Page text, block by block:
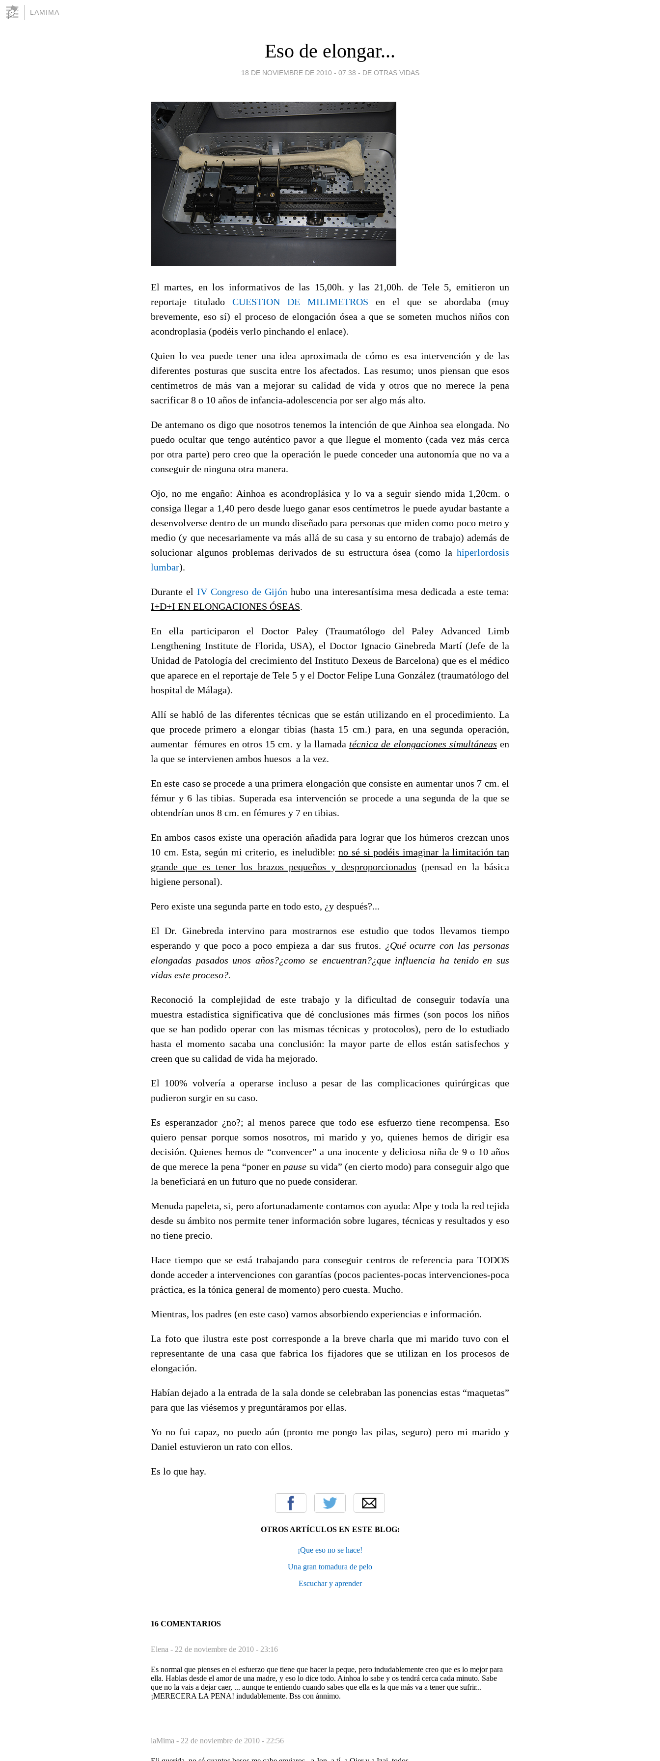
LAMIMA
Eso de elongar...
18 DE NOVIEMBRE DE 2010 - 07:38 - DE OTRAS VIDAS
El martes, en los informativos de las 15,00h. y las 21,00h. de Tele 5, emitieron un
reportaje titulado CUESTION DE MILIMETROS en el que se abordaba (muy
brevemente, eso sí) el proceso de elongación ósea a que se someten muchos niños con
acondroplasia (podéis verlo pinchando el enlace).
Quien lo vea puede tener una idea aproximada de cómo es esa intervención y de las
diferentes posturas que suscita entre los afectados. Las resumo; unos piensan que esos
centímetros de más van a mejorar su calidad de vida y otros que no merece la pena
sacrificar 8 o 10 años de infancia-adolescencia por ser algo más alto.
De antemano os digo que nosotros tenemos la intención de que Ainhoa sea elongada. No
puedo ocultar que tengo auténtico pavor a que llegue el momento (cada vez más cerca
por otra parte) pero creo que la operación le puede conceder una autonomía que no va a
conseguir de ninguna otra manera.
Ojo, no me engaño: Ainhoa es acondroplásica y lo va a seguir siendo mida 1,20cm. o
consiga llegar a 1,40 pero desde luego ganar esos centímetros le puede ayudar bastante a
desenvolverse dentro de un mundo diseñado para personas que miden como poco metro y
medio (y que necesariamente va más allá de su casa y su entorno de trabajo) además de
solucionar algunos problemas derivados de su estructura ósea (como la hiperlordosis
lumbar).
Durante elIV Congreso de Gijón hubo una interesantísima mesa dedicada a este tema:
I+D+I EN ELONGACIONES ÓSEAS.
En ella participaron el Doctor Paley (Traumatólogo del Paley Advanced Limb
Lengthening Institute de Florida, USA), el Doctor Ignacio Ginebreda Martí (Jefe de la
Unidad de Patología del crecimiento del Instituto Dexeus de Barcelona) que es el médico
que aparece en el reportaje de Tele 5 y el Doctor Felipe Luna González (traumatólogo del
hospital de Málaga).
Allí se habló de las diferentes técnicas que se están utilizando en el procedimiento. La
que procede primero a elongar tibias (hasta 15 cm.) para, en una segunda operación,
aumentar fémures en otros 15 cm. y la llamada técnica de elongaciones simultáneas en
la que se intervienen ambos huesos a la vez.
En este caso se procede a una primera elongación que consiste en aumentar unos 7 cm. el
fémur y 6 las tibias. Superada esa intervención se procede a una segunda de la que se
obtendrían unos 8 cm. en fémures y 7 en tibias.
En ambos casos existe una operación añadida para lograr que los húmeros crezcan unos
10 cm. Esta, según mi criterio, es ineludible:no sé si podéis imaginar la limitación tan
grande que es tener los brazos pequeños y desproporcionados (pensad en la básica
higiene personal).
Pero existe una segunda parte en todo esto, ¿y después?...
El Dr. Ginebreda intervino para mostrarnos ese estudio que todos llevamos tiempo
esperando y que poco a poco empieza a dar sus frutos. ¿Qué ocurre con las personas
elongadas pasados unos años?¿como se encuentran?¿que influencia ha tenido en sus
vidas este proceso?.
Reconoció la complejidad de este trabajo y la dificultad de conseguir todavía una
muestra estadística significativa que dé conclusiones más firmes (son pocos los niños
que se han podido operar con las mismas técnicas y protocolos), pero de lo estudiado
hasta el momento sacaba una conclusión: la mayor parte de ellos están satisfechos y
creen que su calidad de vida ha mejorado.
El 100% volvería a operarse incluso a pesar de las complicaciones quirúrgicas que
pudieron surgir en su caso.
Es esperanzador ¿no?; al menos parece que todo ese esfuerzo tiene recompensa. Eso
quiero pensar porque somos nosotros, mi marido y yo, quienes hemos de dirigir esa
decisión. Quienes hemos de “convencer” a una inocente y deliciosa niña de 9 o 10 años
de que merece la pena “poner en pause su vida” (en cierto modo) para conseguir algo que
la beneficiará en un futuro que no puede considerar.
Menuda papeleta, si, pero afortunadamente contamos con ayuda: Alpe y toda la red tejida
desde su ámbito nos permite tener información sobre lugares, técnicas y resultados y eso
no tiene precio.
Hace tiempo que se está trabajando para conseguir centros de referencia para TODOS
donde acceder a intervenciones con garantías (pocos pacientes-pocas intervenciones-poca
práctica, es la tónica general de momento) pero cuesta. Mucho.
Mientras, los padres (en este caso) vamos absorbiendo experiencias e información.
La foto que ilustra este post corresponde a la breve charla que mi marido tuvo con el
representante de una casa que fabrica los fijadores que se utilizan en los procesos de
elongación.
Habían dejado a la entrada de la sala donde se celebraban las ponencias estas “maquetas”
para que las viésemos y preguntáramos por ellas.
Yo no fui capaz, no puedo aún (pronto me pongo las pilas, seguro) pero mi marido y
Daniel estuvieron un rato con ellos.
Es lo que hay.
OTROS ARTÍCULOS EN ESTE BLOG:
¡Que eso no se hace!
Una gran tomadura de pelo
Escuchar y aprender
16 COMENTARIOS
Elena - 22 de noviembre de 2010 - 23:16
Es normal que pienses en el esfuerzo que tiene que hacer la peque, pero indudablemente creo que es lo mejor para
ella. Hablas desde el amor de una madre, y eso lo dice todo. Ainhoa lo sabe y os tendrá cerca cada minuto. Sabe
que no la vais a dejar caer, ... aunque te entiendo cuando sabes que ella es la que más va a tener que sufrir...
¡MERECERA LA PENA! indudablemente. Bss con ánnimo.
laMima - 22 de noviembre de 2010 - 22:56